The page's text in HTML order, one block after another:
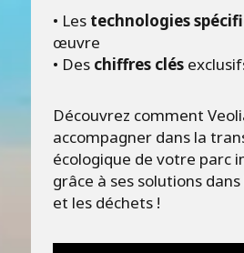
• Les technologies
œuvre
• Des chiffres clés
Découvrez comment
accompagner dans la
écologique de votre parc
grâce à ses solutions
et les déchets !